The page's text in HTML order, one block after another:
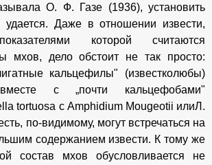
О. Ф. Газе (1936), установить
удается. Даже в отношении извести,
которой считаются
мхов, дело обстоит не так просто:
кальцефилы" (известколюбы)
вместе с „почти кальцефобами"
tortuosa с Amphidium Mougeotii илиЛ.
по-видимому, могут встречаться на
содержанием извести. К тому же
состав мхов обусловливается не